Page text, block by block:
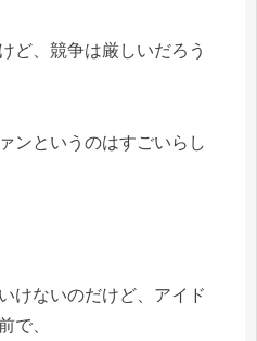
ど、競争は厳しいだろう
ンというのはすごいらし
けないのだけど、アイド
で、